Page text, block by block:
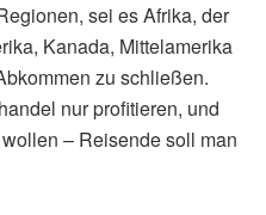
sei es Afrika, der
Kanada, Mittelamerika
zu schließen.
nur profitieren, und
– Reisende soll man